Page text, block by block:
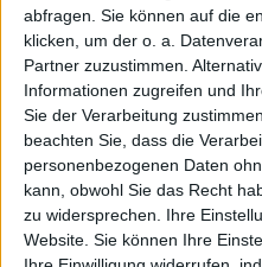
abfragen. Sie können auf die
klicken, um der o. a.
Partner zuzustimmen.
Informationen zugreifen und
Sie der Verarbeitung
beachten Sie, dass die
personenbezogenen Daten
kann, obwohl Sie das Recht
zu widersprechen. Ihre
Website. Sie können Ihre
Funny1
🇺🇸 We
from an
Join our
among the firsts
on our